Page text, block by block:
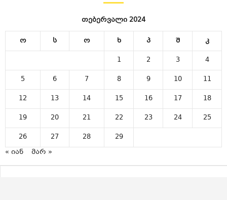
თებერვალი 2024
ო ს ო ხ პ შ
კ
1
2 3
4
5
6 7 8 9 10
11
12
13 14 15 16 17
18
19
20 21 22 23 24
25
26
27 28
29
« იან
მარ »